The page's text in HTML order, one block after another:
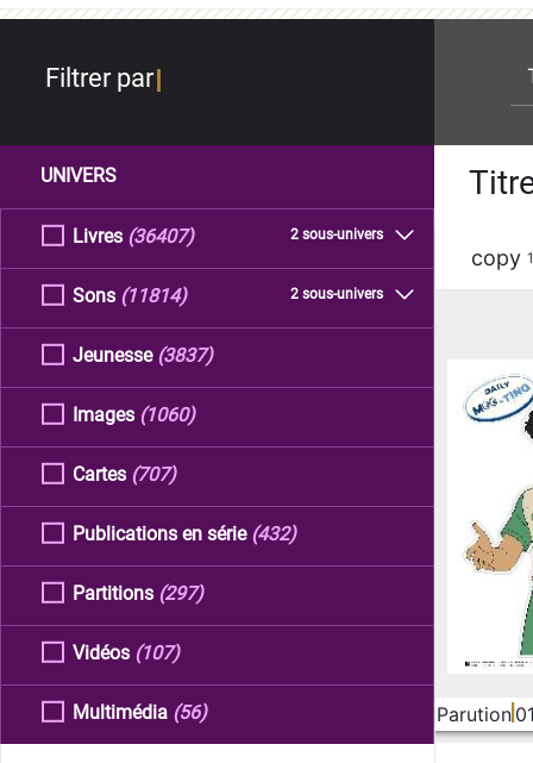
Filtrer par
UNIVERS
Livres 2 sous-univers
(36407)
Sons 2 sous-univers
(11814)
Jeunesse (3837)
Images (1060)
Cartes (707)
Publications en série (432)
Partitions (297)
Vidéos (107)
Multimédia (56)
copy
Parution